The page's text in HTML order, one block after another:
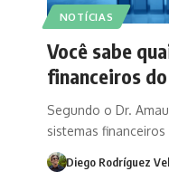
NOTÍCIAS
Você sabe
financeiros
Segundo o Dr.
sistemas
Diego Rodríguez